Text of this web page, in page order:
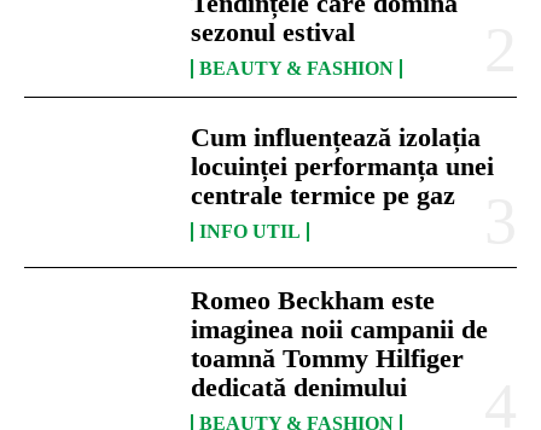
sezonul estival
BEAUTY & FASHION
Cum influențează izolația
locuinței performanța unei
centrale termice pe gaz
INFO UTIL
Romeo Beckham este
imaginea noii campanii de
toamnă Tommy Hilfiger
dedicată denimului
BEAUTY & FASHION